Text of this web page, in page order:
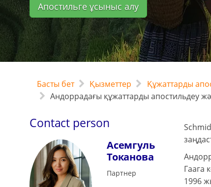
Апостильге ұсыныс алу
Басты бет Қызметтер Құжаттарды
Андоррадағы құжаттарды апостильдеу
Contact person
Асемгуль
Токанова
Партнер
Гаага
1996